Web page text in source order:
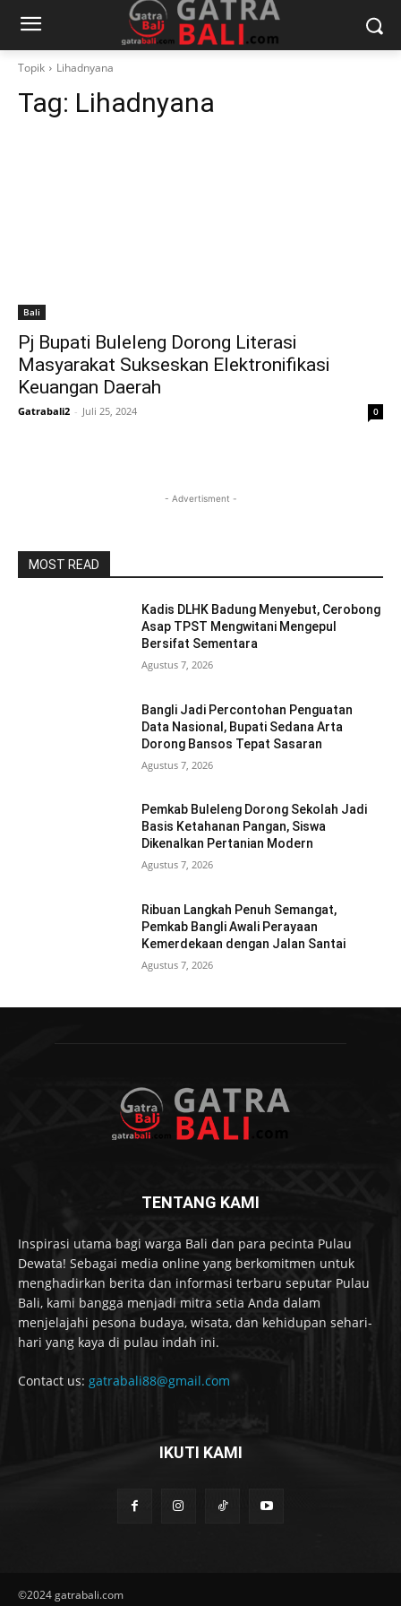
Topik Lihadnyana
Tag: Lihadnyana
Bali
Pj Bupati Buleleng Dorong Literasi
Masyarakat Sukseskan Elektronifikasi
Keuangan Daerah
Gatrabali2 - Juli 25, 2024 0
- Advertisment -
MOST READ
Kadis DLHK Badung Menyebut, Cerobong
Asap TPST Mengwitani Mengepul
Bersifat Sementara
Agustus 7, 2026
Bangli Jadi Percontohan Penguatan
Data Nasional, Bupati Sedana Arta
Dorong Bansos Tepat Sasaran
Agustus 7, 2026
Pemkab Buleleng Dorong Sekolah Jadi
Basis Ketahanan Pangan, Siswa
Dikenalkan Pertanian Modern
Agustus 7, 2026
Ribuan Langkah Penuh Semangat,
Pemkab Bangli Awali Perayaan
Kemerdekaan dengan Jalan Santai
Agustus 7, 2026
TENTANG KAMI
Inspirasi utama bagi warga Bali dan para pecinta Pulau
Dewata! Sebagai media online yang berkomitmen untuk
menghadirkan berita dan informasi terbaru seputar Pulau
Bali, kami bangga menjadi mitra setia Anda dalam
menjelajahi pesona budaya, wisata, dan kehidupan sehari-
hari yang kaya di pulau indah ini.
Contact us: gatrabali88@gmail.com
IKUTI KAMI
©2024 gatrabali.com